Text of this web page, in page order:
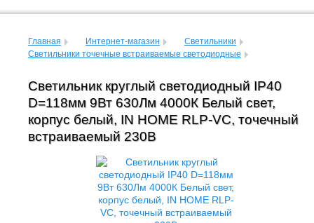
Главная Интернет-магазин
Светильники
Светильники точечные встраиваемые светодиодные
Светильник круглый светодиодный IP40
D=118мм 9Вт 630Лм 4000К Белый свет,
корпус белый, IN HOME RLP-VC, точечный
встраиваемый 230В